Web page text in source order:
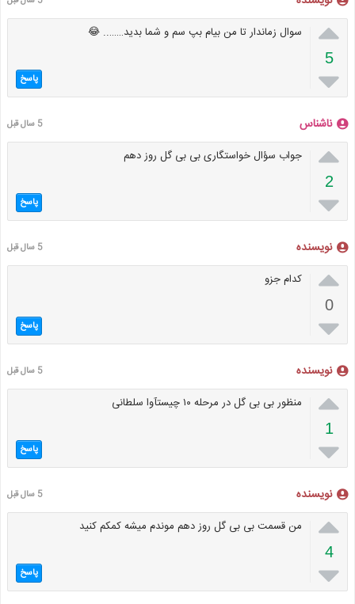

5

سوال زماندار تا من بیام بپ سم و شما بدید…….. 😂
پاسخ
ناشناس 5 سال قبل

2

جواب سؤال خواستگاری بی بی گل روز دهم
پاسخ
نویسنده 5 سال قبل

0

کدام جزو
پاسخ
نویسنده 5 سال قبل

1

منظور بی بی گل در مرحله ۱۰ چیستآوا سلطانی
پاسخ
نویسنده 5 سال قبل

4

من قسمت بی بی گل روز دهم موندم میشه کمکم کنید
پاسخ